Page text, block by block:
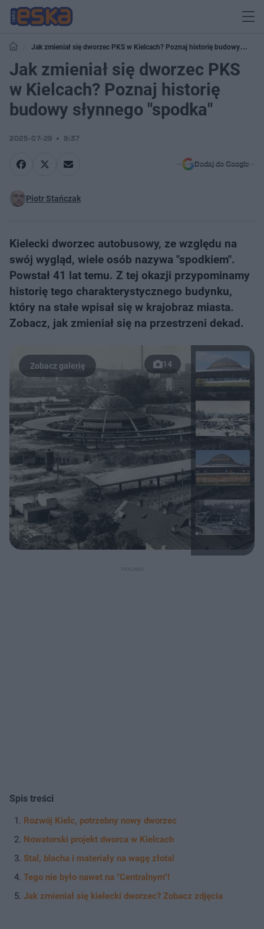
Jak zmieniał się dworzec PKS w Kielcach? Poznaj historię budowy
słynnego "spodka"
Jak zmieniał się dworzec PKS
w Kielcach? Poznaj historię
budowy słynnego "spodka"
2025-07-29 9:37
Dodaj do Google
Piotr Stańczak
Kielecki dworzec autobusowy, ze względu na
swój wygląd, wiele osób nazywa "spodkiem".
Powstał 41 lat temu. Z tej okazji przypominamy
historię tego charakterystycznego budynku,
który na stałe wpisał się w krajobraz miasta.
Zobacz, jak zmieniał się na przestrzeni dekad.
14
Spis treści
Rozwój Kielc, potrzebny nowy dworzec
Nowatorski projekt dworca w Kielcach
Stal, blacha i materiały na wagę złota!
Tego nie było nawet na "Centralnym"!
Jak zmieniał się kielecki dworzec? Zobacz zdjęcia